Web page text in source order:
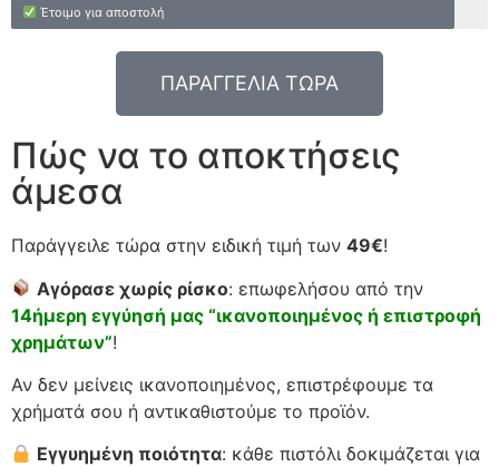
Έτοιμο για αποστολή
ΠΑΡΑΓΓΕΛΙΑ ΤΩΡΑ
Πώς να το αποκτήσεις
άμεσα
Παράγγειλε τώρα στην ειδική τιμή των 49€!
Αγόρασε χωρίς ρίσκο: επωφελήσου από την
14ήμερη εγγύησή μας “ικανοποιημένος ή επιστροφή
χρημάτων”!
Αν δεν μείνεις ικανοποιημένος, επιστρέφουμε τα
χρήματά σου ή αντικαθιστούμε το προϊόν.
Εγγυημένη ποιότητα: κάθε πιστόλι δοκιμάζεται για